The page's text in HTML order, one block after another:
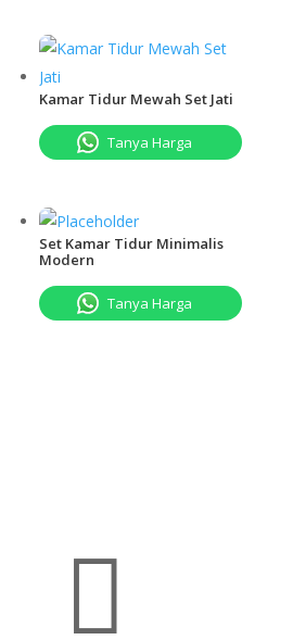
Kamar Tidur Mewah Set Jati
Tanya Harga
Set Kamar Tidur Minimalis
Modern
Tanya Harga
